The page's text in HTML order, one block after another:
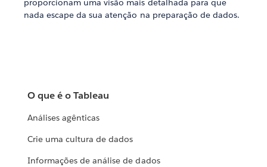
proporcionam uma visão mais detalhada para que
nada escape da sua atenção na preparação de dados.
O que é o Tableau
Análises agênticas
Crie uma cultura de dados
Informações de análise de dados